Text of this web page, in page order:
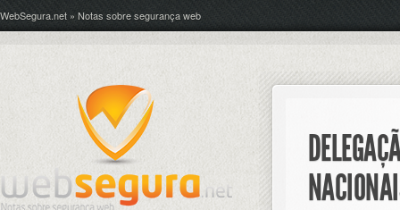
WebSegura.net » Notas sobre segurança web